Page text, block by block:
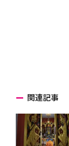
関連記事